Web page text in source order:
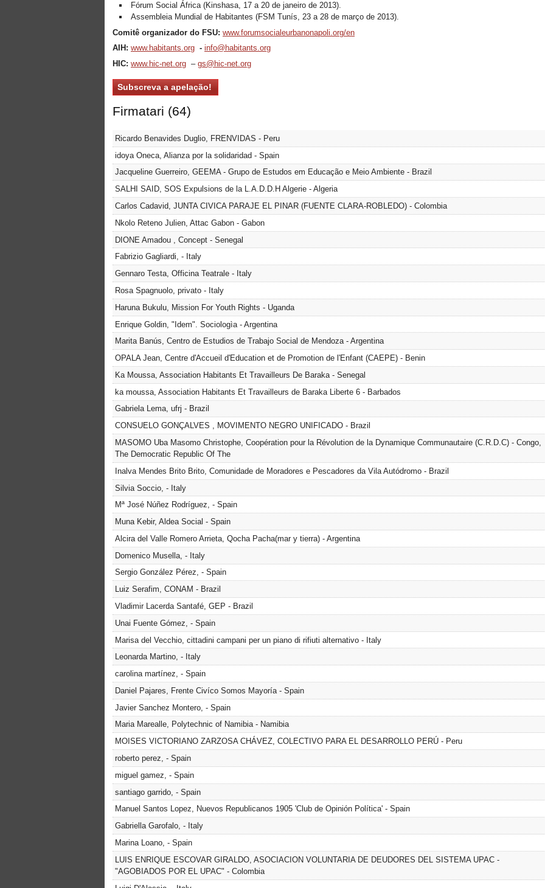
Fórum Social África (Kinshasa, 17 a 20 de janeiro de 2013).
Assembleia Mundial de Habitantes (FSM Tunís, 23 a 28 de março de 2013).
Comitê organizador do FSU: www.forumsocialeurbanonapoli.org/en
AIH: www.habitants.org - info@habitants.org
HIC: www.hic-net.org – gs@hic-net.org
Firmatari (64)
Ricardo Benavides Duglio, FRENVIDAS - Peru
idoya Oneca, Alianza por la solidaridad - Spain
Jacqueline Guerreiro, GEEMA - Grupo de Estudos em Educação e Meio Ambiente - Brazil
SALHI SAID, SOS Expulsions de la L.A.D.D.H Algerie - Algeria
Carlos Cadavid, JUNTA CIVICA PARAJE EL PINAR (FUENTE CLARA-ROBLEDO) - Colombia
Nkolo Reteno Julien, Attac Gabon - Gabon
DIONE Amadou , Concept - Senegal
Fabrizio Gagliardi, - Italy
Gennaro Testa, Officina Teatrale - Italy
Rosa Spagnuolo, privato - Italy
Haruna Bukulu, Mission For Youth Rights - Uganda
Enrique Goldin, "Idem". Sociologìa - Argentina
Marita Banús, Centro de Estudios de Trabajo Social de Mendoza - Argentina
OPALA Jean, Centre d'Accueil d'Education et de Promotion de l'Enfant (CAEPE) - Benin
Ka Moussa, Association Habitants Et Travailleurs De Baraka - Senegal
ka moussa, Association Habitants Et Travailleurs de Baraka Liberte 6 - Barbados
Gabriela Lema, ufrj - Brazil
CONSUELO GONÇALVES , MOVIMENTO NEGRO UNIFICADO - Brazil
MASOMO Uba Masomo Christophe, Coopération pour la Révolution de la Dynamique Communautaire (C.R.D.C) - Congo,
The Democratic Republic Of The
Inalva Mendes Brito Brito, Comunidade de Moradores e Pescadores da Vila Autódromo - Brazil
Silvia Soccio, - Italy
Mª José Núñez Rodríguez, - Spain
Muna Kebir, Aldea Social - Spain
Alcira del Valle Romero Arrieta, Qocha Pacha(mar y tierra) - Argentina
Domenico Musella, - Italy
Sergio González Pérez, - Spain
Luiz Serafim, CONAM - Brazil
Vladimir Lacerda Santafé, GEP - Brazil
Unai Fuente Gómez, - Spain
Marisa del Vecchio, cittadini campani per un piano di rifiuti alternativo - Italy
Leonarda Martino, - Italy
carolina martínez, - Spain
Daniel Pajares, Frente Civíco Somos Mayoría - Spain
Javier Sanchez Montero, - Spain
Maria Marealle, Polytechnic of Namibia - Namibia
MOISES VICTORIANO ZARZOSA CHÁVEZ, COLECTIVO PARA EL DESARROLLO PERÚ - Peru
roberto perez, - Spain
miguel gamez, - Spain
santiago garrido, - Spain
Manuel Santos Lopez, Nuevos Republicanos 1905 'Club de Opinión Política' - Spain
Gabriella Garofalo, - Italy
Marina Loano, - Spain
LUIS ENRIQUE ESCOVAR GIRALDO, ASOCIACION VOLUNTARIA DE DEUDORES DEL SISTEMA UPAC -
"AGOBIADOS POR EL UPAC" - Colombia